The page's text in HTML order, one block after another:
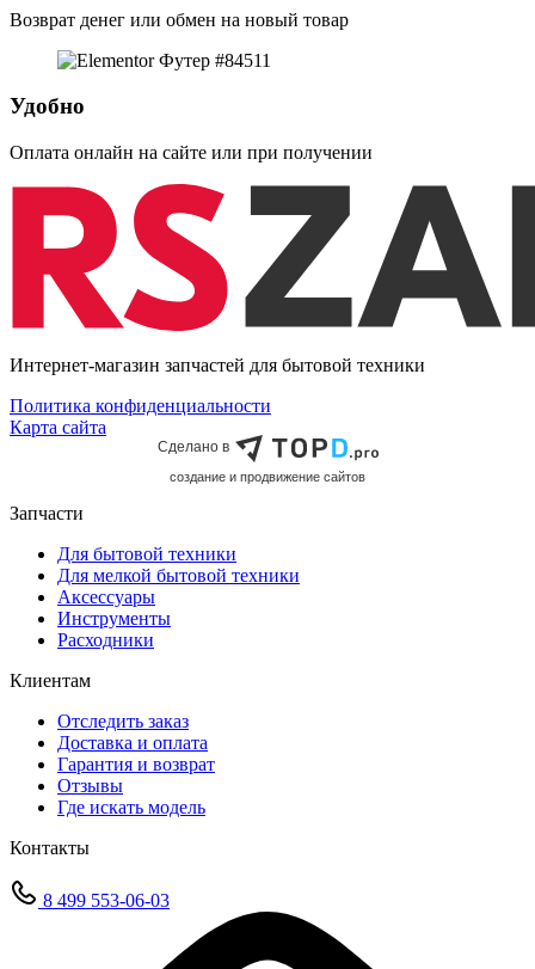
Возврат денег или обмен на новый товар
Удобно
Оплата онлайн на сайте или при получении
Интернет-магазин запчастей для бытовой техники
Политика конфиденциальности
Карта сайта
Сделано в
cоздание и продвижение сайтов
Запчасти
Для бытовой техники
Для мелкой бытовой техники
Аксессуары
Инструменты
Расходники
Клиентам
Отследить заказ
Доставка и оплата
Гарантия и возврат
Отзывы
Где искать модель
Контакты
8 499 553-06-03